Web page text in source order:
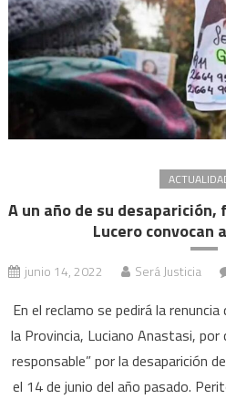
A un año de su
Lucero convocan
junio 14, 2022 Será Justicia
En el reclamo se pedirá la
la Provincia, Luciano Anastasi, por
responsable” por la desaparición
el 14 de junio del año pasado.